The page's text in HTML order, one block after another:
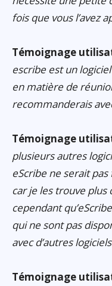
fois que vous l’avez
Témoignage
escribe est un
en matière de
recommanderais
Témoignage
plusieurs autres
eScribe ne serait
car je les trouve plus
cependant
qui ne sont pas
avec d’autres
Témoignage